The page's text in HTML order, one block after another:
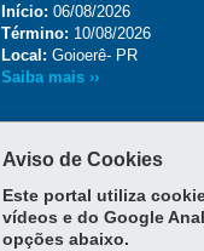
Início: 06/08/2026
Término: 10/08/2026
Local: Goioerê- PR
Saiba mais ››
Aviso de Cookies
Este portal utiliza
vídeos e do Google
opções abaixo.